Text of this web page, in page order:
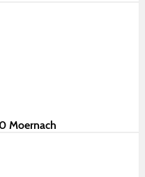
Moernach